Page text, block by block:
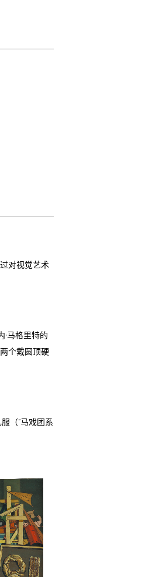
对视觉艺术
·马格里特的
个戴圆顶硬
（“马戏团系